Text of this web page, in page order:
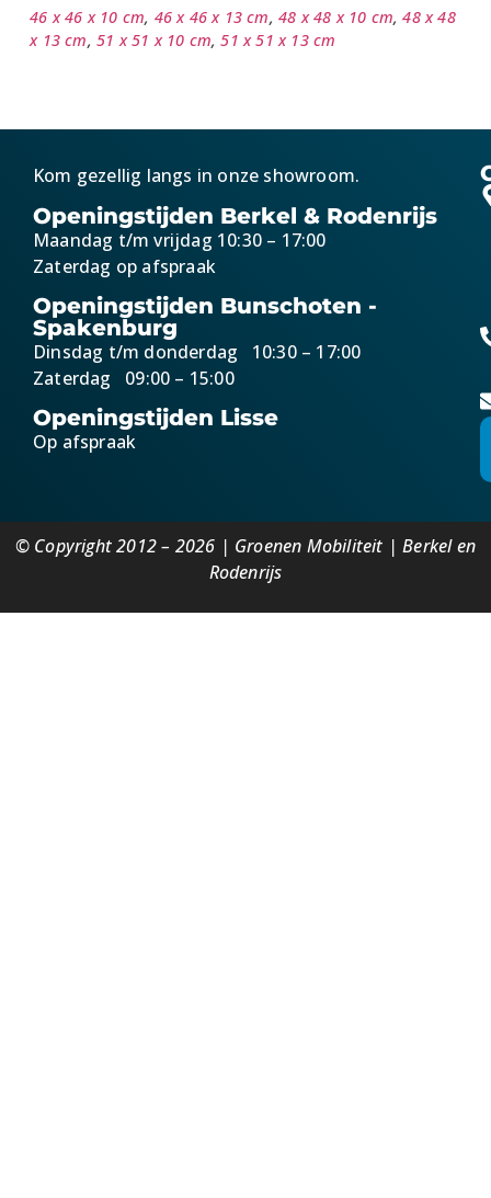
46 x 46 x 10 cm, 46 x 46 x 13 cm, 48 x 48 x 10 cm,48 x 48
x 13 cm, 51 x 51 x 10 cm,51 x 51 x 13 cm
Kom gezellig langs in onze showroom.
Openingstijden Berkel & Rodenrijs
Maandag t/m vrijdag 10:30 – 17:00
Zaterdag op afspraak
Openingstijden Bunschoten -
Spakenburg
Dinsdag t/m donderdag 10:30 – 17:00
Zaterdag 09:00 – 15:00
Openingstijden Lisse
Op afspraak
© Copyright 2012 – 2026 | Groenen Mobiliteit | Berkel en
Rodenrijs